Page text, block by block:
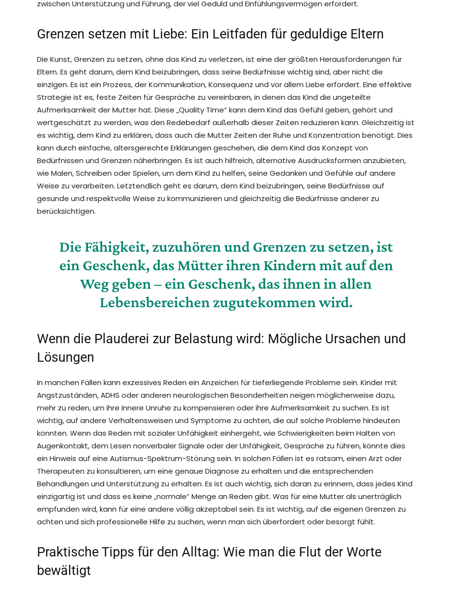
zwischen Unterstützung und Führung, der viel Geduld und Einfühlungsvermögen erfordert.
Grenzen setzen mit Liebe: Ein Leitfaden für geduldige Eltern
Die Kunst, Grenzen zu setzen, ohne das Kind zu verletzen, ist eine der größten Herausforderungen für
Eltern. Es geht darum, dem Kind beizubringen, dass seine Bedürfnisse wichtig sind, aber nicht die
einzigen. Es ist ein Prozess, der Kommunikation, Konsequenz und vor allem Liebe erfordert. Eine effektive
Strategie ist es, feste Zeiten für Gespräche zu vereinbaren, in denen das Kind die ungeteilte
Aufmerksamkeit der Mutter hat. Diese „Quality Time“ kann dem Kind das Gefühl geben, gehört und
wertgeschätzt zu werden, was den Redebedarf außerhalb dieser Zeiten reduzieren kann. Gleichzeitig ist
es wichtig, dem Kind zu erklären, dass auch die Mutter Zeiten der Ruhe und Konzentration benötigt. Dies
kann durch einfache, altersgerechte Erklärungen geschehen, die dem Kind das Konzept von
Bedürfnissen und Grenzen näherbringen. Es ist auch hilfreich, alternative Ausdrucksformen anzubieten,
wie Malen, Schreiben oder Spielen, um dem Kind zu helfen, seine Gedanken und Gefühle auf andere
Weise zu verarbeiten. Letztendlich geht es darum, dem Kind beizubringen, seine Bedürfnisse auf
gesunde und respektvolle Weise zu kommunizieren und gleichzeitig die Bedürfnisse anderer zu
berücksichtigen.
Die Fähigkeit, zuzuhören und Grenzen zu setzen, ist
ein Geschenk, das Mütter ihren Kindern mit auf den
Weg geben – ein Geschenk, das ihnen in allen
Lebensbereichen zugutekommen wird.
Wenn die Plauderei zur Belastung wird: Mögliche Ursachen und
Lösungen
In manchen Fällen kann exzessives Reden ein Anzeichen für tieferliegende Probleme sein. Kinder mit
Angstzuständen, ADHS oder anderen neurologischen Besonderheiten neigen möglicherweise dazu,
mehr zu reden, um ihre innere Unruhe zu kompensieren oder ihre Aufmerksamkeit zu suchen. Es ist
wichtig, auf andere Verhaltensweisen und Symptome zu achten, die auf solche Probleme hindeuten
könnten. Wenn das Reden mit sozialer Unfähigkeit einhergeht, wie Schwierigkeiten beim Halten von
Augenkontakt, dem Lesen nonverbaler Signale oder der Unfähigkeit, Gespräche zu führen, könnte dies
ein Hinweis auf eine Autismus-Spektrum-Störung sein. In solchen Fällen ist es ratsam, einen Arzt oder
Therapeuten zu konsultieren, um eine genaue Diagnose zu erhalten und die entsprechenden
Behandlungen und Unterstützung zu erhalten. Es ist auch wichtig, sich daran zu erinnern, dass jedes Kind
einzigartig ist und dass es keine „normale“ Menge an Reden gibt. Was für eine Mutter als unerträglich
empfunden wird, kann für eine andere völlig akzeptabel sein. Es ist wichtig, auf die eigenen Grenzen zu
achten und sich professionelle Hilfe zu suchen, wenn man sich überfordert oder besorgt fühlt.
Praktische Tipps für den Alltag: Wie man die Flut der Worte
bewältigt